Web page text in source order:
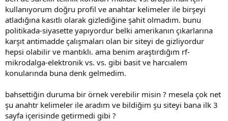
kullanıyorum doğru profil ve anahtar kelimeler ile birşeyi
atladığına kasıtlı olarak gizlediğine şahit olmadım. bunu
politikada-siyasette yapıyordur belki amerikanın çıkarlarına
karşıt antimadde çalışmaları olan bir siteyi de gizliyordur
hepsi olabilir ve mantıklı. ama benim araştırdığım rf-
mikrodalga-elektronik vs. vs. gibi basit ve harcıalem
konularında buna denk gelmedim.
bahsettiğin duruma bir örnek verebilir misin ? mesela çok net
şu anahtr kelimeler ile aradım ve bildiğim şu siteyi bana ilk 3
sayfa içerisinde getirmedi gibi ?